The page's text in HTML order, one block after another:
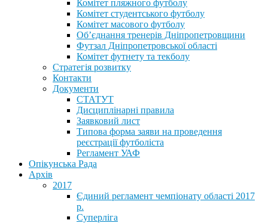
Комітет пляжного футболу
Комітет студентського футболу
Комітет масового футболу
Обʼєднання тренерів Дніпропетровщини
Футзал Дніпропетровської області
Комітет футнету та текболу
Стратегія розвитку
Контакти
Документи
СТАТУТ
Дисциплінарні правила
Заявковий лист
Типова форма заяви на проведення
реєстрації футболіста
Регламент УАФ
Опікунська Рада
Архів
2017
Єдиний регламент чемпіонату області 2017
р.
Суперліга